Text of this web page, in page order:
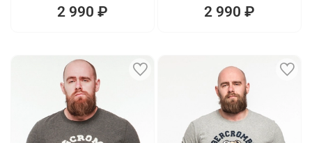
2 990 ₽ 2 990 ₽